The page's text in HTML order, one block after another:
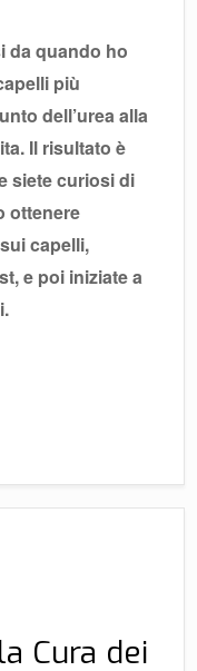
da quando ho
più
dell’urea alla
Il risultato è
siete curiosi di
ottenere
capelli,
e poi iniziate a
Cura dei